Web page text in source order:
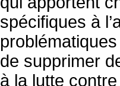
spécifiques à
de supprimer
à la lutte